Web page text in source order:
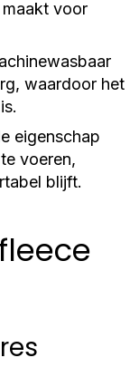
voor
waardoor het
eigenschap
voeren,
blijft.